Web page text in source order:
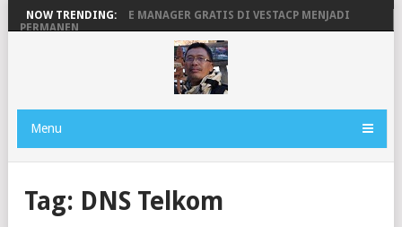
NOW TRENDING:
MENGAKTIFKAN FILE MANAGER GRATIS DI VESTACP MENJADI
PERMANEN
PENGERTIAN DOMAIN, SERVER DAN HOSTING
BEKERJA, BERMAIN DENGAN LAPTOP HP PAVILION X360
Menu
Tag: DNS Telkom